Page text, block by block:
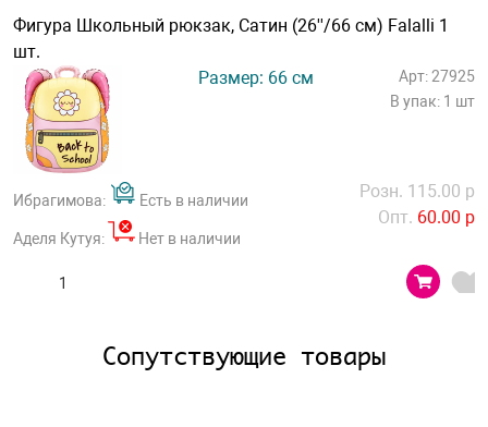
Фигура Школьный рюкзак, Сатин (26''/66 см) Falalli 1
шт.
Размер: 66 см
Арт: 27925
В упак: 1 шт
Ибрагимова: Есть в наличии
Аделя Кутуя: Нет в наличии
Розн. 115.00 р
Опт. 60.00 р
Сопутствующие товары